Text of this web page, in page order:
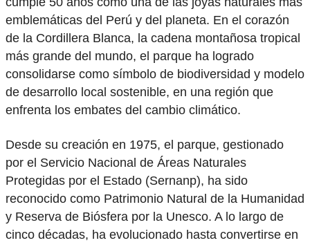
emblemáticas del Perú y del planeta. En el corazón
de la Cordillera Blanca, la cadena montañosa tropical
más grande del mundo, el parque ha logrado
consolidarse como símbolo de biodiversidad y modelo
de desarrollo local sostenible, en una región que
enfrenta los embates del cambio climático.
Desde su creación en 1975, el parque, gestionado
por el Servicio Nacional de Áreas Naturales
Protegidas por el Estado (Sernanp), ha sido
reconocido como Patrimonio Natural de la Humanidad
y Reserva de Biósfera por la Unesco. A lo largo de
cinco décadas, ha evolucionado hasta convertirse en